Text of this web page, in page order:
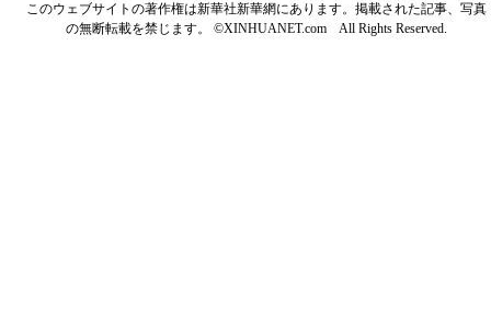
このウェブサイトの著作権は新華社新華網にあります。掲載された記事、写真
の無断転載を禁じます。 ©XINHUANET.com All Rights Reserved.